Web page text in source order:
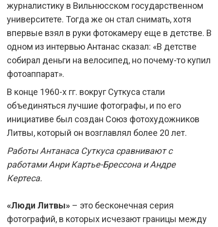
журналистику в Вильнюсском государственном
университете. Тогда же он стал снимать, хотя
впервые взял в руки фотокамеру еще в детстве. В
одном из интервью Антанас сказал: «В детстве
собирал деньги на велосипед, но почему-то купил
фотоаппарат».
В конце 1960-х гг. вокруг Суткуса стали
объединяться лучшие фотографы, и по его
инициативе был создан Союз фотохудожников
Литвы, который он возглавлял более 20 лет.
Работы Антанаса Суткуса сравнивают с
работами Анри Картье-Брессона и Андре
Кертеса.
«Люди Литвы»– это бесконечная серия
фотографий, в которых исчезают границы между